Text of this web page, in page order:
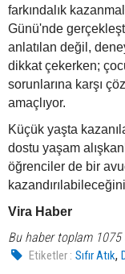
farkındalık
Günü'nde
anlatılan değil,
dikkat çekerken;
sorunlarına karşı
amaçlıyor.
Küçük yaşta
dostu yaşam
öğrenciler de bir
Vira Haber
Bu haber toplam
Etiketler : Sıfır Atık,